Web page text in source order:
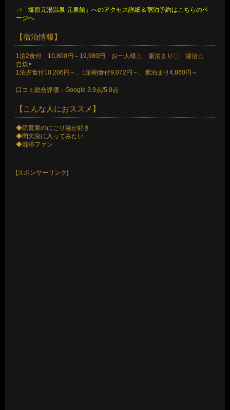
⇒「塩原元湯温泉 元泉館」へのアクセス詳細＆宿泊予約はこちらのペ
ージへ
【宿泊情報】
1泊2食付 10,800円～19,980円 お一人様△ 素泊まり〇 湯治△
自炊×
1泊夕食付10,206円～、1泊朝食付9,072円～、素泊まり4,860円～
口コミ総合評価：Google 3.9点/5.0点
【こんな人におススメ】
◆硫黄泉のにごり湯が好き
◆間欠泉に入ってみたい
◆混浴ファン
[スポンサーリンク]